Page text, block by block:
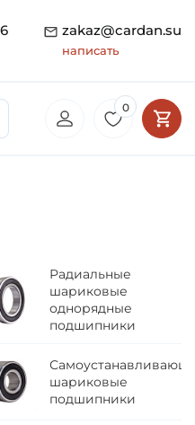
zakaz@cardan.su
написать
0
Радиальные
шариковые
однорядные
подшипники
шариковые
подшипники